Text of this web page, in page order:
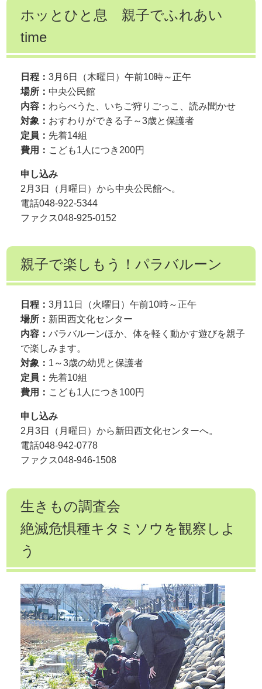
ホッとひと息 親子でふれあい
time
日程：3月6日（木曜日）午前10時～正午
場所： 中央公民館
内容： わらべうた、いちご狩りごっこ、読み聞かせ
対象： おすわりができる子～3歳と保護者
定員： 先着14組
費用： こども1人につき200円
申し込み
2月3日（月曜日）から中央公民館へ。
電話048-922-5344
ファクス048-925-0152
親子で楽しもう！パラバルーン
日程：3月11日（火曜日）午前10時～正午
場所： 新田西文化センター
内容：パラバルーンほか、体を軽く動かす遊びを親子
で楽しみます。
対象： 1～3歳の幼児と保護者
定員： 先着10組
費用： こども1人につき100円
申し込み
2月3日（月曜日）から新田西文化センターへ。
電話048-942-0778
ファクス048-946-1508
生きもの調査会
絶滅危惧種キタミソウを観察しよ
う